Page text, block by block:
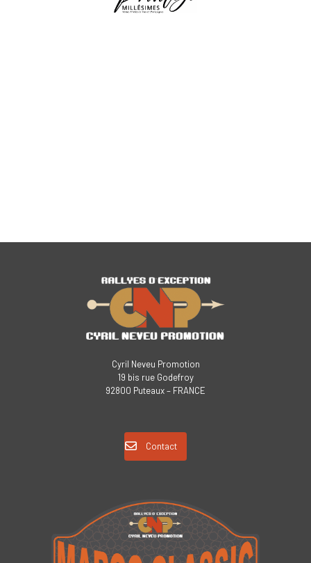
Cyril Neveu Promotion
19 bis rue Godefroy
92800 Puteaux – FRANCE
Contact